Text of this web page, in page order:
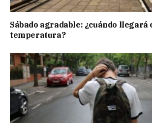
Sábado agradable: ¿cuándo llegará
temperatura?